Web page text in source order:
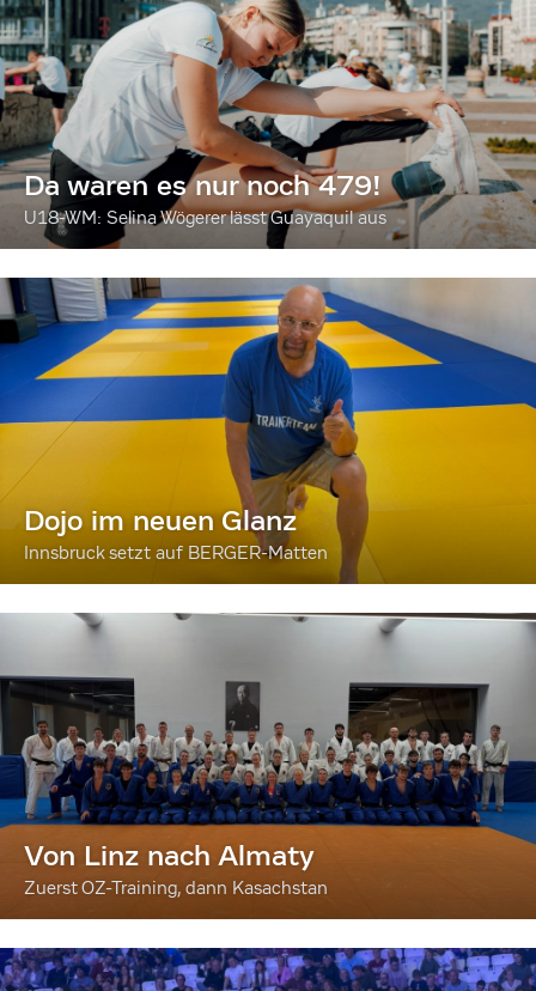
Da waren es nur noch 479!
U18-WM: Selina Wögerer lässt Guayaquil aus
Dojo im neuen Glanz
Innsbruck setzt auf BERGER-Matten
Von Linz nach Almaty
Zuerst OZ-Training, dann Kasachstan